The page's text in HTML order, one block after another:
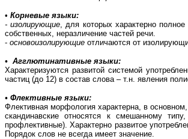
• Корневые языки:
- изолирующие, для которых характерно
собственных, неразличение частей речи.
- основоизолирующие отличаются от
• Агглютинативные языки:
Характеризуются развитой системой
частиц (до 12) в состав слова – т.н. явления
• Флективные языки:
Флективная морфология характерна, в
скандинавские относятся к смешанному
профлективные). Характерно развитое
Порядок слов не всегда имеет значение.